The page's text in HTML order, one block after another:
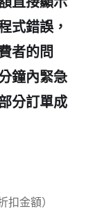
式錯誤，
者的問
鐘內緊急
分訂單成
金額）